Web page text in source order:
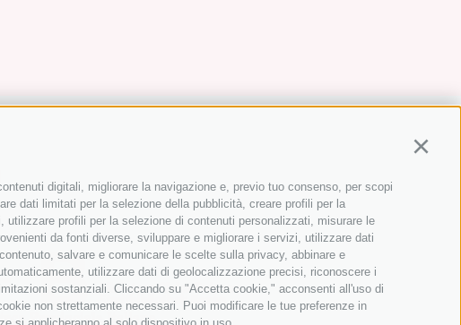
digitali, migliorare la navigazione e, previo tuo consenso, per scopi
dati limitati per la selezione della pubblicità, creare profili per la
profili per la selezione di contenuti personalizzati, misurare le
da fonti diverse, sviluppare e migliorare i servizi, utilizzare dati
salvare e comunicare le scelte sulla privacy, abbinare e
utilizzare dati di geolocalizzazione precisi, riconoscere i
sostanziali. Cliccando su "Accetta cookie," acconsenti all'uso di
non strettamente necessari. Puoi modificare le tue preferenze in